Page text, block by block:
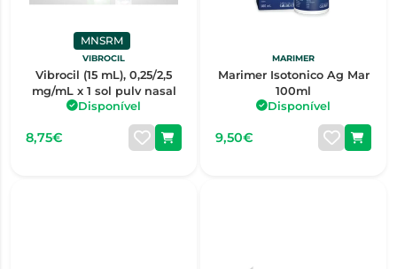
MNSRM
VIBROCIL
Vibrocil (15 mL), 0,25/2,5
mg/mL x 1 sol pulv nasal
Disponível
8,75€
MARIMER
Marimer Isotonico Ag Mar
100ml
Disponível
9,50€